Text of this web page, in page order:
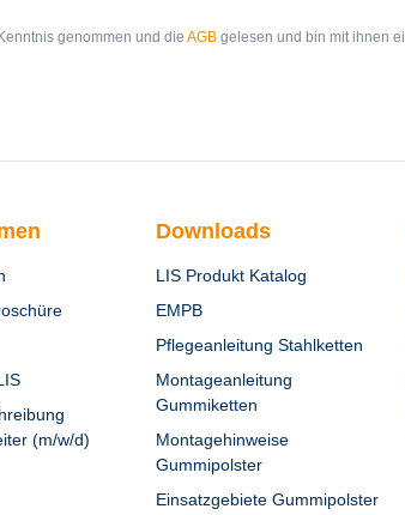
genommen und die AGB gelesen und bin mit ihnen
(m/w/d)
Downloads
LIS Produkt Katalog
EMPB
Pflegeanleitung Stahlketten
Montageanleitung
Gummiketten
Montagehinweise
Gummipolster
Einsatzgebiete Gummipolster